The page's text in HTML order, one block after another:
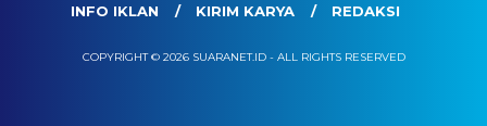
INFO IKLAN KIRIM KARYA REDAKSI
COPYRIGHT © 2026 SUARANET.ID - ALL RIGHTS RESERVED